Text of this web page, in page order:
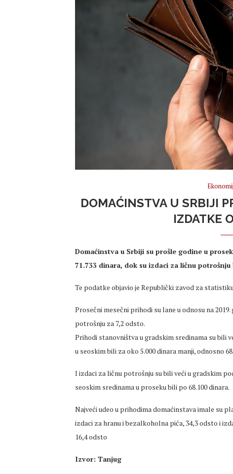
DOMAĆINSTVA U SRBIJI
IZDATKE
Domaćinstva u Srbiji su prošle godine u
71.733 dinara, dok su izdaci za ličnu
Te podatke objavio je Republički zavod za
Prosečni mesečni prihodi su lane u odnosu na
potrošnju za 7,2 odsto.
Prihodi stanovništva u gradskim sredinama su bili
u seoskim bili za oko 5.000 dinara manji, odnosno
I izdaci za ličnu potrošnju su bili veći u gradskim
seoskim sredinama u proseku bili po 68.100 dinara.
Najveći udeo u prihodima domaćinstava imale su
izdaci za hranu i bezalkoholna pića, 34,3 odsto i
16,4 odsto
Izvor: Tanjug